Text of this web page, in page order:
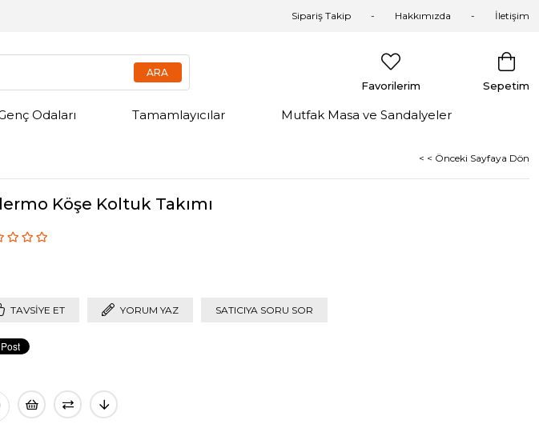
Sipariş Takip Hakkımızda İletişim
Sepetim
Favorilerim
Odaları Tamamlayıcılar Mutfak Masa ve Sandalyeler
< < Önceki Sayfaya Dön
Köşe Koltuk Takımı
TAVSIYE ET YORUM YAZ SATICIYA SORU SOR